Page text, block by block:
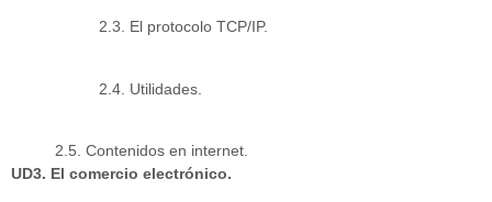
2.3. El protocolo TCP/IP.
2.4. Utilidades.
2.5. Contenidos en internet.
UD3. El comercio electrónico.